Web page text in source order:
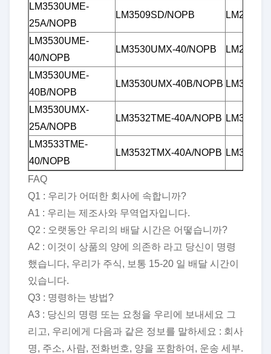
LM3530UME-
25A/NOPB
LM3509SD/NOPB
LM3530UME-
40/NOPB
LM3530UMX-40/NOPB
LM3530UME-
40B/NOPB
LM3530UMX-40B/NOPB
LM3530UMX-
25A/NOPB
LM3532TME-40A/NOPB
LM3533TME-
40/NOPB
LM3532TMX-40A/NOPB
FAQ
Q1 : 우리가 어떠한 회사에 속합니까?
A1 : 우리는 제조사와 무역업자입니다.
Q2 : 오랫동안 우리의 배달 시간은 어떻습니까?
A2 : 이것이 상품의 양에 의존하 라고 당신이 명령
했습니다, 우리가 주식, 보통 15-20 일 배달 시간이
있습니다.
Q3 : 명령하는 방법?
A3 : 당신의 명령 또는 요청을 우리에 보내세요 그
리고, 우리에게 다음과 같은 정보를 말하세요 : 회사
명, 주소, 사람, 전화번호, 양을 포함하여, 운송 세부.